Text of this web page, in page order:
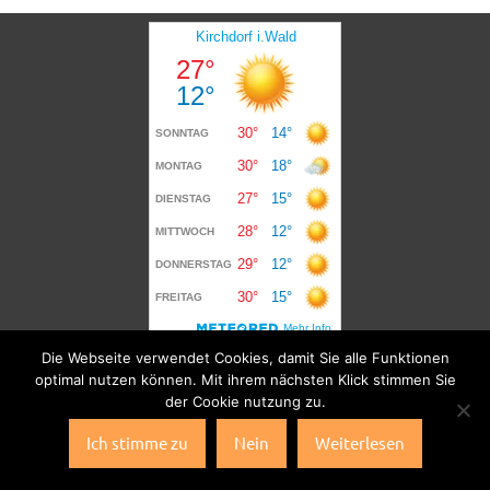
Die Webseite verwendet Cookies, damit Sie alle Funktionen
optimal nutzen können. Mit ihrem nächsten Klick stimmen Sie
der Cookie nutzung zu.
Ich stimme zu Nein Weiterlesen